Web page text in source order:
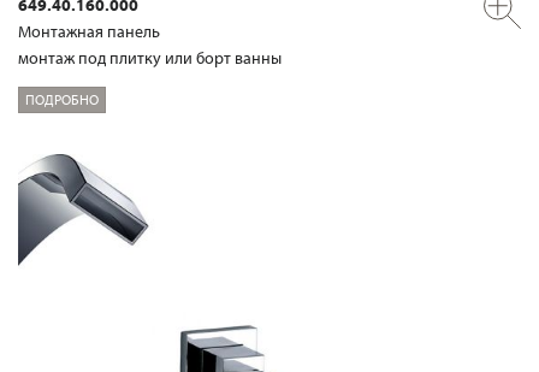
649.40.160.000
Mонтажная панель
монтаж под плитку или борт ванны
ПОДРОБНО